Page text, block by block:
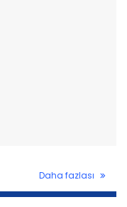
Daha fazlası